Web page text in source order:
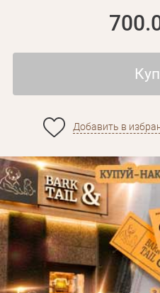
Добавить в